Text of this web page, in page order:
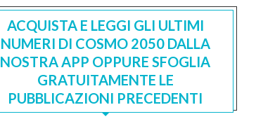
ACQUISTA E LEGGI GLI ULTIMI
NUMERI DI COSMO 2050 DALLA
NOSTRA APP OPPURE SFOGLIA
GRATUITAMENTE LE
PUBBLICAZIONI PRECEDENTI